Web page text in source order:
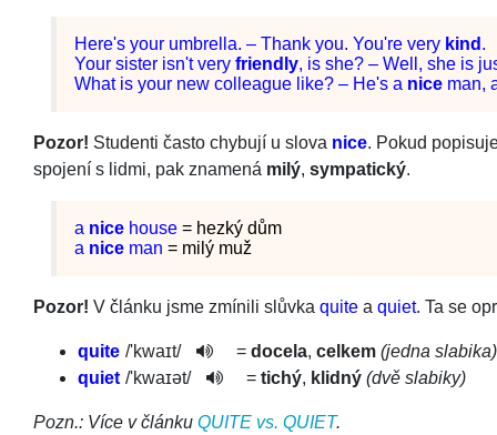
Here's your umbrella. – Thank you. You're very kind .
Your sister isn't very friendly, is she? – Well , she is
What is your new colleague like? – He's a nice man,
Pozor! Studenti často chybují u slova nice. Pokud
spojení s lidmi, pak znamená milý, sympatický.
a nice house = hezký dům
a nice man = milý muž
Pozor! V článku jsme zmínili slůvka quite a quiet. Ta se
quite /'kwaɪt/ = docela, celkem (jedna slabika)
quiet /'kwaɪət/ = tichý, klidný (dvě slabiky)
Pozn.: Více v článku QUITE vs. QUIET.